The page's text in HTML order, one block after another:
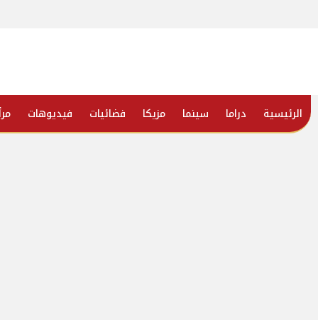
الرئيسية دراما سينما مزيكا فضائيات فيديوهات